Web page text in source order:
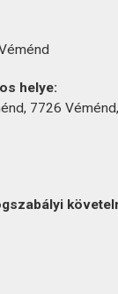
helye:
7726